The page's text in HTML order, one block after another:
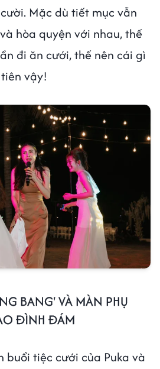
Mặc dù tiết mục vẫn
hòa quyện với nhau, thế
đi ăn cưới, thế nên cái gì
vậy!
BANG' VÀ MÀN PHỤ
ĐÌNH ĐÁM
buổi tiệc cưới của Puka và